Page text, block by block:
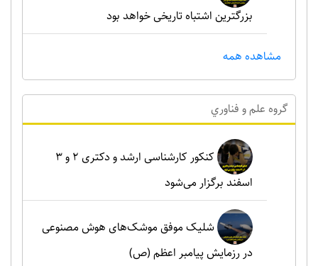
بزرگترین اشتباه تاریخی خواهد بود
مشاهده همه
گروه علم و فناوري
کنکور کارشناسی ارشد و دکتری ۲ و ۳
اسفند برگزار می‌شود
شلیک موفق موشک‌های هوش مصنوعی
در رزمایش پیامبر اعظم (ص)